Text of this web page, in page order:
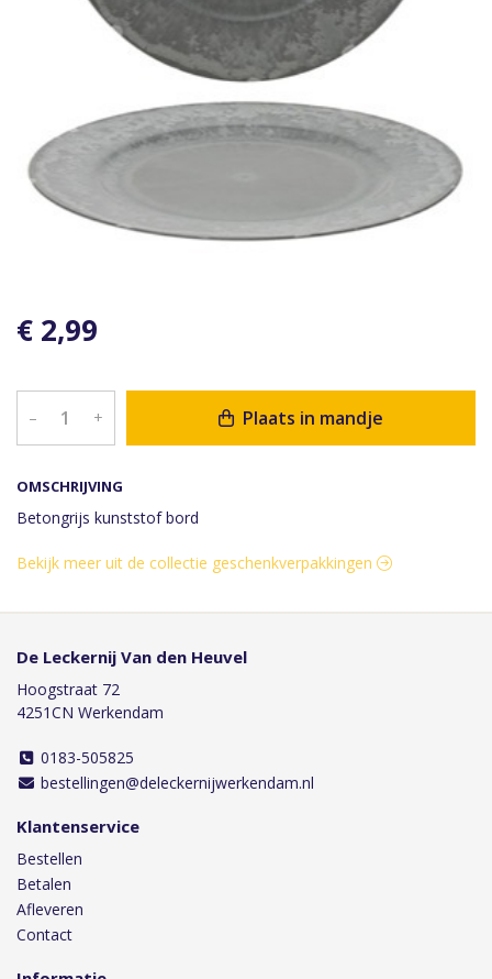
OMSCHRIJVING
Betongrijs kunststof bord
€ 2,99
– + Plaats in mandje
Bekijk meer uit de collectie geschenkverpakkingen
De Leckernij Van den Heuvel
Hoogstraat 72
4251CN Werkendam
0183-505825
bestellingen@deleckernijwerkendam.nl
Klantenservice
Bestellen
Betalen
Afleveren
Contact